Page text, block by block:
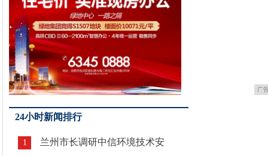
广
24小时新闻排行
1 兰州市长调研中信环境技术安